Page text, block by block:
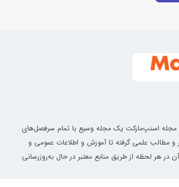
اسنپ‌مارکت یک مجله وسیع با تمام سرفصل‌های
و مطالب علمی گرفته تا آموزش و اطلاعات عمومی و
هر لحظه از طریق منابع معتبر در حال به‌روزرسانی